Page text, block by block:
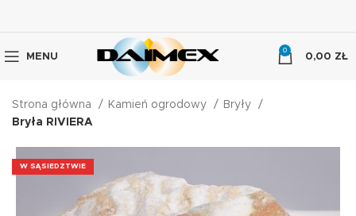
MENU
0
0,00 ZŁ
Strona główna Kamień ogrodowy
Bryły
Bryła RIVIERA
W SĄSIEDZTWIE